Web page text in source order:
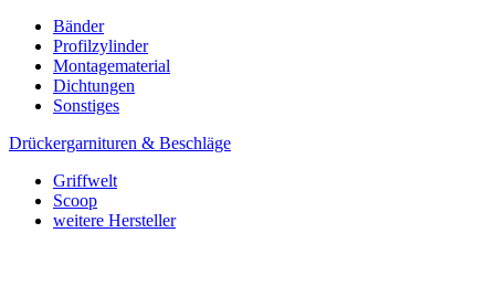
Bänder
Profilzylinder
Montagematerial
Dichtungen
Sonstiges
Drückergarnituren & Beschläge
Griffwelt
Scoop
weitere Hersteller